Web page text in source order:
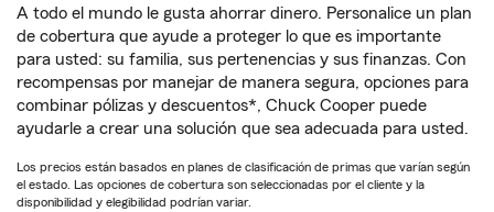
A todo el mundo le gusta ahorrar dinero. Personalice un plan
de cobertura que ayude a proteger lo que es importante
para usted: su familia, sus pertenencias y sus finanzas. Con
recompensas por manejar de manera segura, opciones para
combinar pólizas y descuentos*, Chuck Cooper puede
ayudarle a crear una solución que sea adecuada para usted.
Los precios están basados en planes de clasificación de primas que varían según
el estado. Las opciones de cobertura son seleccionadas por el cliente y la
disponibilidad y elegibilidad podrían variar.